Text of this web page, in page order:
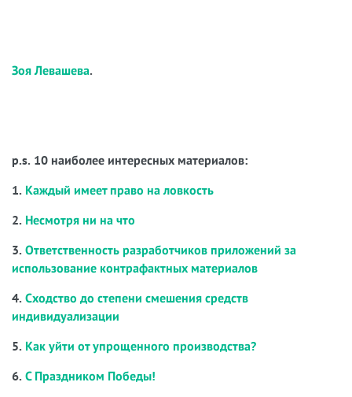
Зоя Левашева.
p.s. 10 наиболее интересных материалов:
1. Каждый имеет право на ловкость
2. Несмотря ни на что
3. Ответственность разработчиков приложений за
использование контрафактных материалов
4. Сходство до степени смешения средств
индивидуализации
5. Как уйти от упрощенного производства?
6. С Праздником Победы!